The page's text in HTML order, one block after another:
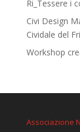
Ri_Tessere i
Civi Design
Cividale del
Workshop
Associazione